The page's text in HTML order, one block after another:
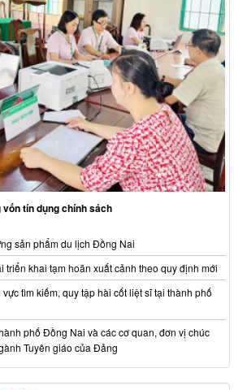
tín dụng chính sách
sản phẩm du lịch Đồng Nai
khai tạm hoãn xuất cảnh theo quy định mới
tìm kiếm, quy tập hài cốt liệt sĩ tại thành phố
phố Đồng Nai và các cơ quan, đơn vị chúc
Tuyên giáo của Đảng